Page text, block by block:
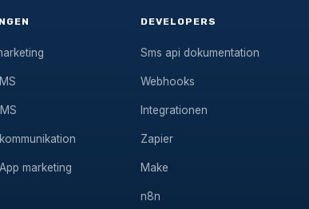
marketing
DEVELOPERS
Sms api dokumentation
Webhooks
Integrationen
Zapier
Make
n8n